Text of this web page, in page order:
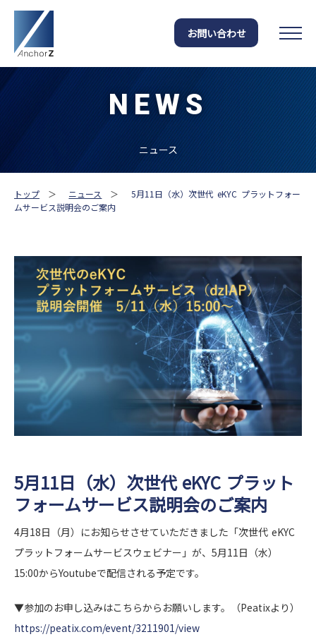
お問い合わせ
NEWS
ニュース
トップ ＞ ニュース ＞ 5月11日（水）次世代 eKYC プラットフォー
ムサービス説明会のご案内
5月11日（水）次世代 eKYC プラット
フォームサービス説明会のご案内
4月18日（月）にお知らせさせていただきました「次世代 eKYC
プラットフォームサービスウェビナー」が、5月11日（水）
15:00からYoutubeで配信される予定です。
▼参加のお申し込みはこちらからお願いします。（Peatixより）
https://peatix.com/event/3211901/view